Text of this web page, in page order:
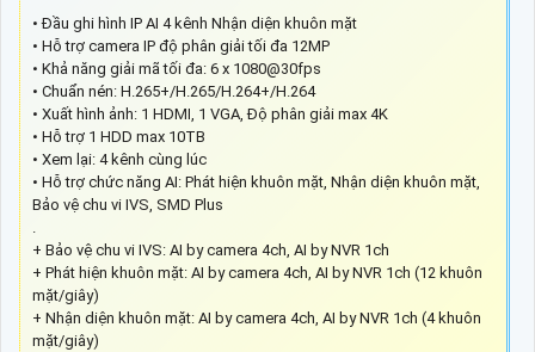
• Đầu ghi hình IP AI 4 kênh Nhận diện khuôn mặt
• Hỗ trợ camera IP độ phân giải tối đa 12MP
• Khả năng giải mã tối đa: 6 x 1080@30fps
• Chuẩn nén: H.265+/H.265/H.264+/H.264
• Xuất hình ảnh: 1 HDMI, 1 VGA, Độ phân giải max 4K
• Hỗ trợ 1 HDD max 10TB
• Xem lại: 4 kênh cùng lúc
• Hỗ trợ chức năng AI: Phát hiện khuôn mặt, Nhận diện khuôn mặt,
Bảo vệ chu vi IVS, SMD Plus
+ Bảo vệ chu vi IVS: AI by camera 4ch, AI by NVR 1ch
+ Phát hiện khuôn mặt: AI by camera 4ch, AI by NVR 1ch (12 khuôn
mặt/giây)
+ Nhận diện khuôn mặt: AI by camera 4ch, AI by NVR 1ch (4 khuôn
mặt/giây)